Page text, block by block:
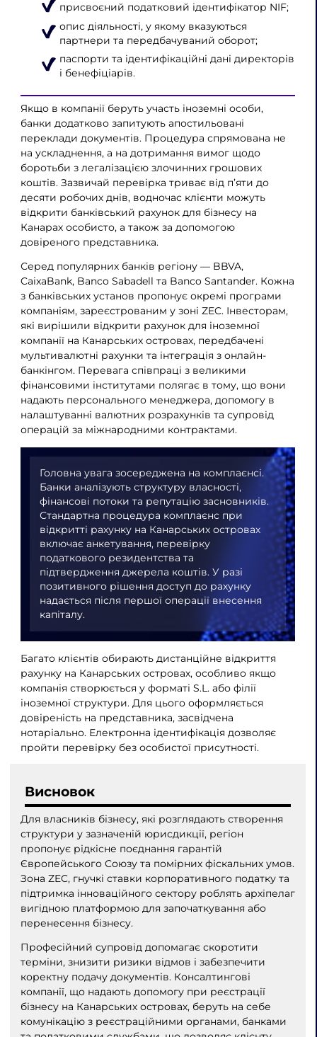
присвоєний податковий ідентифікатор NIF;
опис діяльності, у якому вказуються
партнери та передбачуваний оборот;
паспорти та ідентифікаційні дані директорів
і бенефіціарів.
Якщо в компанії беруть участь іноземні особи,
банки додатково запитують апостильовані
переклади документів. Процедура спрямована не
на ускладнення, а на дотримання вимог щодо
боротьби з легалізацією злочинних грошових
коштів. Зазвичай перевірка триває від п’яти до
десяти робочих днів, водночас клієнти можуть
відкрити банківський рахунок для бізнесу на
Канарах особисто, а також за допомогою
довіреного представника.
Серед популярних банків регіону — BBVA,
CaixaBank, Banco Sabadell та Banco Santander. Кожна
з банківських установ пропонує окремі програми
компаніям, зареєстрованим у зоні ZEC. Інвесторам,
які вирішили відкрити рахунок для іноземної
компанії на Канарських островах, передбачені
мультивалютні рахунки та інтеграція з онлайн-
банкінгом. Перевага співпраці з великими
фінансовими інститутами полягає в тому, що вони
надають персонального менеджера, допомогу в
налаштуванні валютних розрахунків та супровід
операцій за міжнародними контрактами.
Головна увага зосереджена на комплаєнсі.
Банки аналізують структуру власності,
фінансові потоки та репутацію засновників.
Стандартна процедура комплаєнс при
відкритті рахунку на Канарських островах
включає анкетування, перевірку
податкового резидентства та
підтвердження джерела коштів. У разі
позитивного рішення доступ до рахунку
надається після першої операції внесення
капіталу.
Багато клієнтів обирають дистанційне відкриття
рахунку на Канарських островах, особливо якщо
компанія створюється у форматі S.L. або філії
іноземної структури. Для цього оформляється
довіреність на представника, засвідчена
нотаріально. Електронна ідентифікація дозволяє
пройти перевірку без особистої присутності.
Висновок
Для власників бізнесу, які розглядають створення
структури у зазначеній юрисдикції, регіон
пропонує рідкісне поєднання гарантій
Європейського Союзу та помірних фіскальних умов.
Зона ZEC, гнучкі ставки корпоративного податку та
підтримка інноваційного сектору роблять архіпелаг
вигідною платформою для започаткування або
перенесення бізнесу.
Професійний супровід допомагає скоротити
терміни, знизити ризики відмов і забезпечити
коректну подачу документів. Консалтингові
компанії, що надають допомогу при реєстрації
бізнесу на Канарських островах, беруть на себе
комунікацію з реєстраційними органами, банками